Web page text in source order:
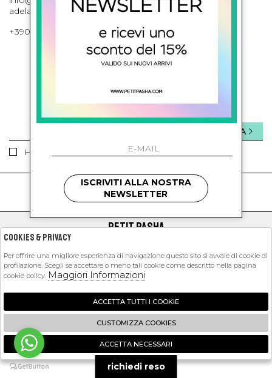
adelaide.petitpasha@hotmail.com
+39081643421 , +390812351280
ISCRIVITI ALLA NEWSLETTER
Ho letto ed accettato le condizioni sulla privacy.
INVIA
kids
PETIT PASHA
EXTRA
2026 Petit Pasha - P.iva : 09423341214 Powered by
Zucchetti
🍪
ISCRIVITI ALLA NOSTRA
NEWSLETTER
richiedi reso
Cookies & Privacy
Per offrire una migliore esperienza di navigazione questo sito si avvale di cookie di
profilazione. Scegli se accettare o meno tali cookie come descritto nella pagina
cookie policy. Maggiori Informazioni
ACCETTA TUTTI I COOKIE
CUSTOMIZZA COOKIES
ACCETTA NECESSARI